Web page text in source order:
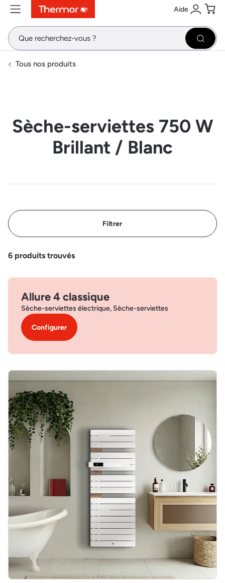
ContenuMenuRecherche Aide
Se
Tous nos produits
Sèche-serviettes 750 W
Brillant / Blanc
Filtrer
6 produits trouvés
Allure 4 classique
Sèche-serviettes électrique, Sèche-serviettes
Configurer